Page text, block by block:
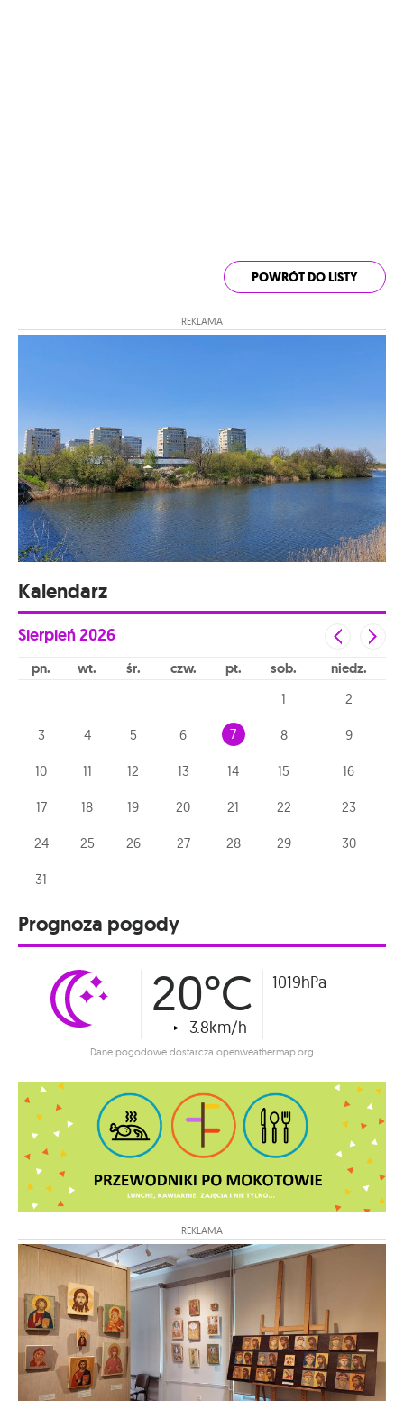
POWRÓT DO LISTY
REKLAMA
Kalendarz
Sierpień2026
pn wt śr czw pt sob niedz
1 2
3 4 5 6 7 8 9
10 11 12 13 14 15 16
17 18 19 20 21 22 23
24 25 26 27 28 29 30
31
Prognoza pogody
20°C
3.8km/h
1019hPa
Dane pogodowe dostarcza openweathermap.org
REKLAMA